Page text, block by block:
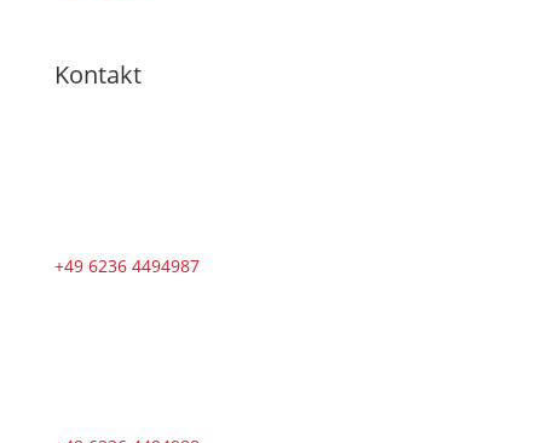
Kontakt
+49 6236 4494987